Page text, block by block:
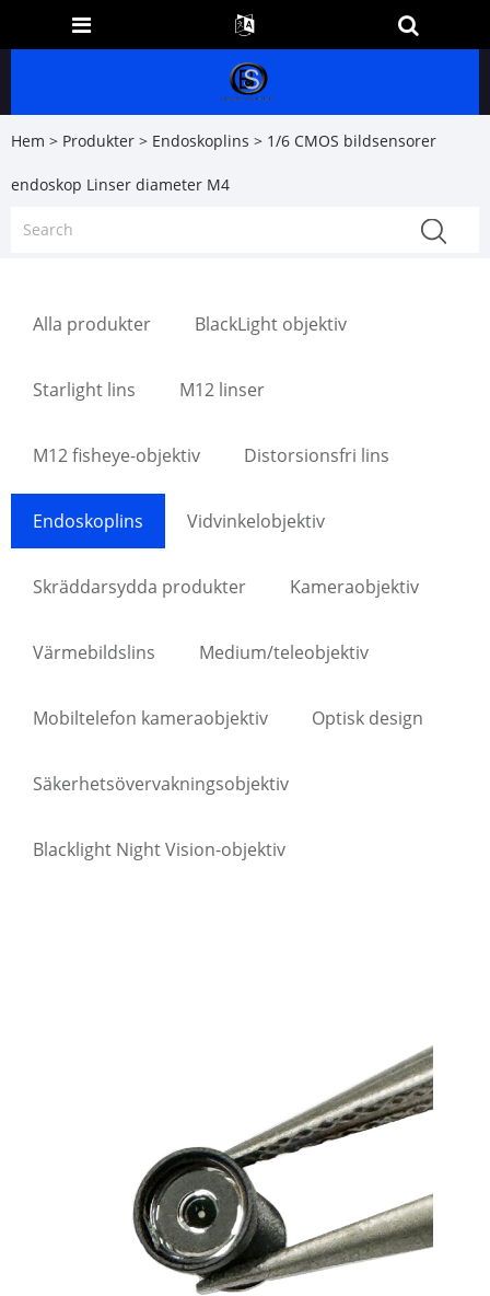
Hem > Produkter > Endoskoplins > 1/6 CMOS bildsensorer
endoskop Linser diameter M4
Alla produkter BlackLight objektiv
Starlight lins M12 linser
M12 fisheye-objektiv Distorsionsfri lins
Endoskoplins Vidvinkelobjektiv
Skräddarsydda produkter Kameraobjektiv
Värmebildslins Medium/teleobjektiv
Mobiltelefon kameraobjektiv Optisk design
Säkerhetsövervakningsobjektiv
Blacklight Night Vision-objektiv